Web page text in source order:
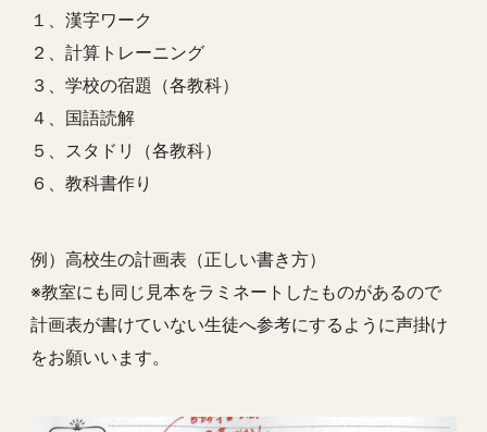
１、漢字ワーク
２、計算トレーニング
３、学校の宿題（各教科）
４、国語読解
５、スタドリ（各教科）
６、教科書作り
例）高校生の計画表 （正しい書き方）
※教室にも同じ見本をラミネートしたものがあるので
計画表が書けていない生徒へ参考にするように声掛け
をお願いいます。